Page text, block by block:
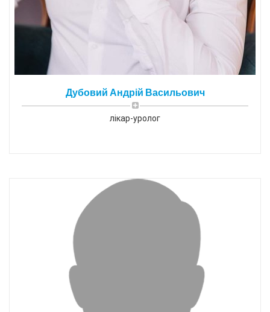
Дубовий Андрій Васильович
лікар-уролог